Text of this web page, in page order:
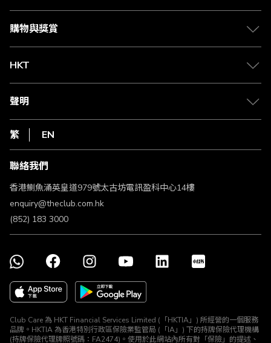
媒體中心
會籍及專屬禮遇
賺取積分
購物與獎賞
物流與配送
Club Shopping 商品領取站
常見問題
HKT
csl.
1010
HKT
聲明
私隱聲明
使用條款
條款及細則
不歧視及不騷擾聲明
認可牌照及通告
繁 EN
聯絡我們
香港鰂魚涌英皇道979號太古坊電訊盈科中心14樓
enquiry@theclub.com.hk
(852) 183 3000
Club Care 為 HKT Financial Services Limited (「HKTIA」) 所經營的一個服務
品牌。HKTIA 為香港特別行政區保險業監管局 (「IA」) 下的持牌保險代理機構
(持牌保險代理牌照號碼：FA2474)。使用於此網站內所有對「保險」的提述、